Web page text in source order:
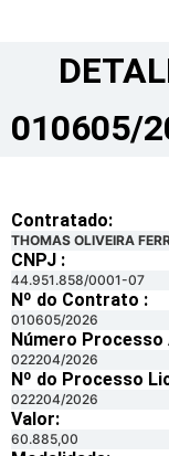
010605/
Contratado:
THOMAS OLIVEIRA
CNPJ :
44.951.858/0001-07
Nº do Contrato :
010605/2026
Número
022204/2026
Nº do Processo
022204/2026
Valor:
60.885,00